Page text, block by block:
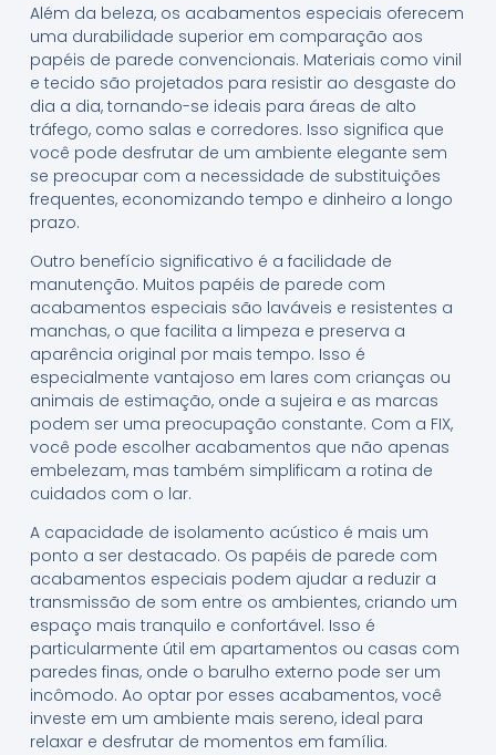
Além da beleza, os acabamentos especiais oferecem
uma durabilidade superior em comparação aos
papéis de parede convencionais. Materiais como vinil
e tecido são projetados para resistir ao desgaste do
dia a dia, tornando-se ideais para áreas de alto
tráfego, como salas e corredores. Isso significa que
você pode desfrutar de um ambiente elegante sem
se preocupar com a necessidade de substituições
frequentes, economizando tempo e dinheiro a longo
prazo.
Outro benefício significativo é a facilidade de
manutenção. Muitos papéis de parede com
acabamentos especiais são laváveis e resistentes a
manchas, o que facilita a limpeza e preserva a
aparência original por mais tempo. Isso é
especialmente vantajoso em lares com crianças ou
animais de estimação, onde a sujeira e as marcas
podem ser uma preocupação constante. Com a FIX,
você pode escolher acabamentos que não apenas
embelezam, mas também simplificam a rotina de
cuidados com o lar.
A capacidade de isolamento acústico é mais um
ponto a ser destacado. Os papéis de parede com
acabamentos especiais podem ajudar a reduzir a
transmissão de som entre os ambientes, criando um
espaço mais tranquilo e confortável. Isso é
particularmente útil em apartamentos ou casas com
paredes finas, onde o barulho externo pode ser um
incômodo. Ao optar por esses acabamentos, você
investe em um ambiente mais sereno, ideal para
relaxar e desfrutar de momentos em família.